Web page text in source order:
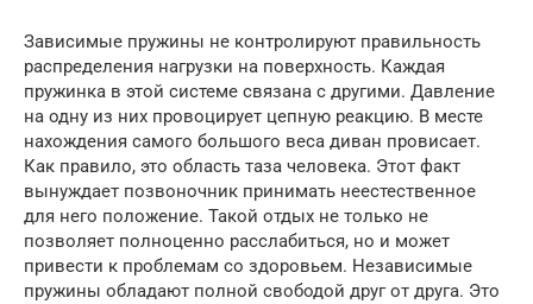
Зависимые пружины не контролируют правильность
распределения нагрузки на поверхность. Каждая
пружинка в этой системе связана с другими. Давление
на одну из них провоцирует цепную реакцию. В месте
нахождения самого большого веса диван провисает.
Как правило, это область таза человека. Этот факт
вынуждает позвоночник принимать неестественное
для него положение. Такой отдых не только не
позволяет полноценно расслабиться, но и может
привести к проблемам со здоровьем. Независимые
пружины обладают полной свободой друг от друга. Это